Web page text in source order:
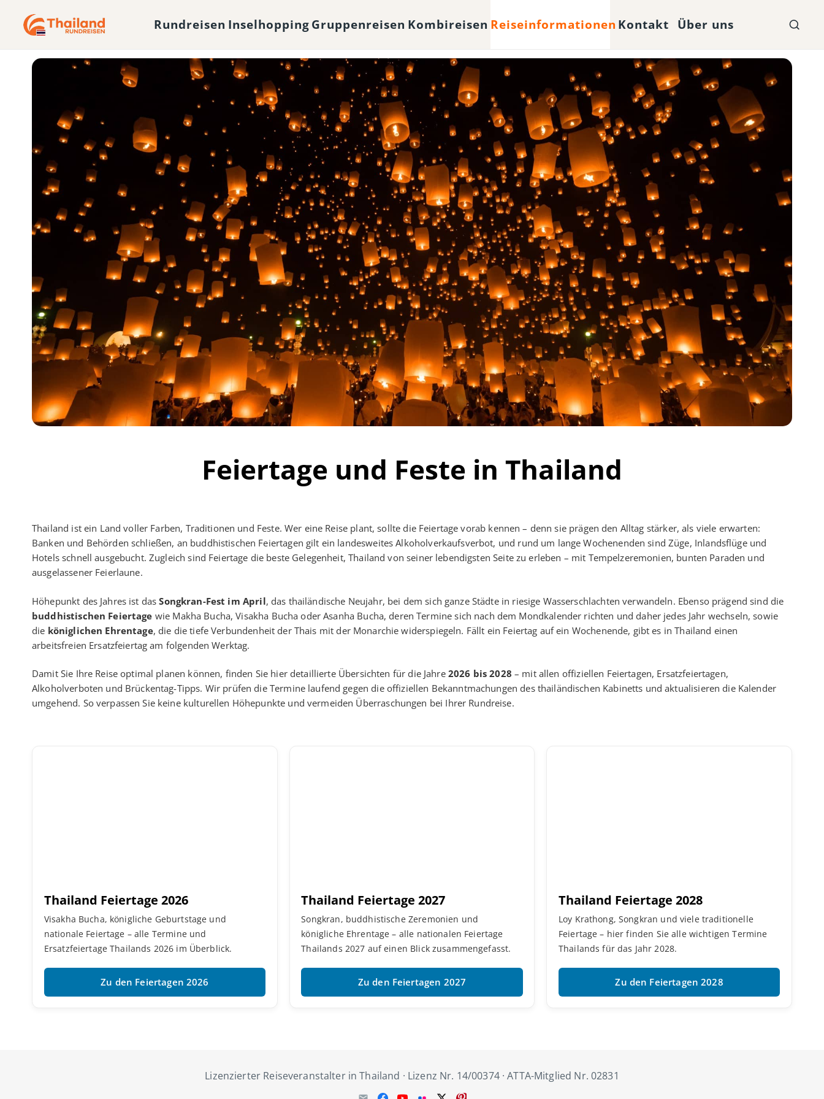
Rundreisen InselhoppingGruppenreisen Kombireisen Reiseinformationen Kontakt Über uns
Feiertage und Feste in Thailand
Thailand ist ein Land voller Farben, Traditionen und Feste. Wer eine Reise plant, sollte die Feiertage vorab kennen – denn sie prägen den Alltag stärker, als viele erwarten:
Banken und Behörden schließen, an buddhistischen Feiertagen gilt ein landesweites Alkoholverkaufsverbot, und rund um lange Wochenenden sind Züge, Inlandsflüge und
Hotels schnell ausgebucht. Zugleich sind Feiertage die beste Gelegenheit, Thailand von seiner lebendigsten Seite zu erleben – mit Tempelzeremonien, bunten Paraden und
ausgelassener Feierlaune.
Höhepunkt des Jahres ist dasSongkran-Fest im April, das thailändische Neujahr, bei dem sich ganze Städte in riesige Wasserschlachten verwandeln. Ebenso prägend sind die
buddhistischen Feiertage wie Makha Bucha, Visakha Bucha oder Asanha Bucha, deren Termine sich nach dem Mondkalender richten und daher jedes Jahr wechseln, sowie
die königlichen Ehrentage, die die tiefe Verbundenheit der Thais mit der Monarchie widerspiegeln. Fällt ein Feiertag auf ein Wochenende, gibt es in Thailand einen
arbeitsfreien Ersatzfeiertag am folgenden Werktag.
Damit Sie Ihre Reise optimal planen können, finden Sie hier detaillierte Übersichten für die Jahre 2026 bis 2028 – mit allen offiziellen Feiertagen, Ersatzfeiertagen,
Alkoholverboten und Brückentag-Tipps. Wir prüfen die Termine laufend gegen die offiziellen Bekanntmachungen des thailändischen Kabinetts und aktualisieren die Kalender
umgehend. So verpassen Sie keine kulturellen Höhepunkte und vermeiden Überraschungen bei Ihrer Rundreise.
Thailand Feiertage 2026
Visakha Bucha, königliche Geburtstage und
nationale Feiertage – alle Termine und
Ersatzfeiertage Thailands 2026 im Überblick.
Zu den Feiertagen 2026
Thailand Feiertage 2027
Songkran, buddhistische Zeremonien und
königliche Ehrentage – alle nationalen Feiertage
Thailands 2027 auf einen Blick zusammengefasst.
Zu den Feiertagen 2027
Thailand Feiertage 2028
Loy Krathong, Songkran und viele traditionelle
Feiertage – hier finden Sie alle wichtigen Termine
Thailands für das Jahr 2028.
Zu den Feiertagen 2028
Lizenzierter Reiseveranstalter in Thailand · Lizenz Nr. 14/00374 · ATTA-Mitglied Nr. 02831